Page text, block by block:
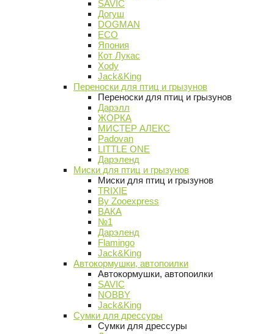
SAVIC
Догуш
DOGMAN
ECO
Япония
Кот Лукас
Xody
Jack&King
Переноски для птиц и грызунов
Переноски для птиц и грызунов
Дарэлл
ЖОРКА
МИСТЕР АЛЕКС
Padovan
LITTLE ONE
Дарэленд
Миски для птиц и грызунов
Миски для птиц и грызунов
TRIXIE
By Zooexpress
ВАКА
№1
Дарэленд
Flamingo
Jack&King
Автокормушки, автопоилки
Автокормушки, автопоилки
SAVIC
NOBBY
Jack&King
Сумки для дрессуры
Сумки для дрессуры